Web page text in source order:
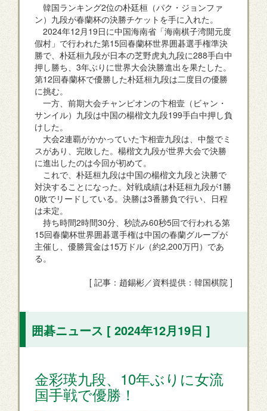
韓国ランキング2位の朴廷桓（パク・ジョンファ
ン）九段が春蘭杯の決勝チケットを手に入れた。
2024年12月19日に中国海南省「海南棋子湾開元度
假村」で行われた第15回春蘭杯世界囲碁選手権準決
勝で、朴廷桓九段が日本の芝野虎丸九段に288手白中
押し勝ち、3年ぶりに世界大会決勝進出を果たした。
第12回春蘭杯で優勝した朴廷桓九段は二度目の優勝
に挑む。
一方、前期大会チャンピオンの卞相壹（ビャン・
サンイル）九段は中国の楊楷文九段199手白中押し負
けした。
大会2連覇がかかっていた卞相壹九段は、中盤でミ
スがあり、完敗した。楊楷文九段が世界大会で決勝
に進出したのは今回が初めて。
これで、朴廷桓九段は中国の楊楷文九段と決勝で
対決することになった。対戦成績は朴廷桓九段が1勝
0敗でリードしている。決勝は3番勝負で行い、日程
は未定。
持ち時間2時間30分、秒読み60秒5回で行われる第
15回春蘭杯世界囲碁選手権は中国の春蘭グループが
主催し、優勝賞金は15万ドル（約2,200万円）であ
る。
[ 記事：趙錫彬／資料提供：韓国棋院 ]
囲碁ニュース [ 2024年12月19日 ]
金彩瑛九段、10年ぶりに女流
国手戦で優勝！